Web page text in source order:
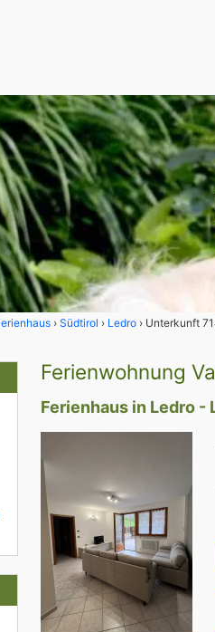
Südtirol Ledro Unterkunft
Ferienwohnung
Ferienhaus in Ledro -